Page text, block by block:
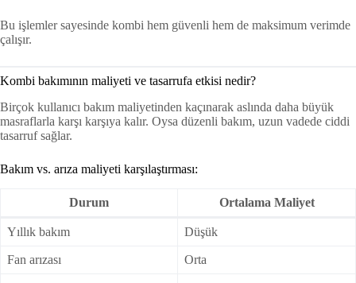
Bu işlemler sayesinde kombi hem güvenli hem de maksimum verimde
çalışır.
Kombi bakımının maliyeti ve tasarrufa etkisi nedir?
Birçok kullanıcı bakım maliyetinden kaçınarak aslında daha büyük
masraflarla karşı karşıya kalır. Oysa düzenli bakım, uzun vadede ciddi
tasarruf sağlar.
Bakım vs. arıza maliyeti karşılaştırması:
Durum Ortalama Maliyet
Yıllık bakım Düşük
Fan arızası Orta